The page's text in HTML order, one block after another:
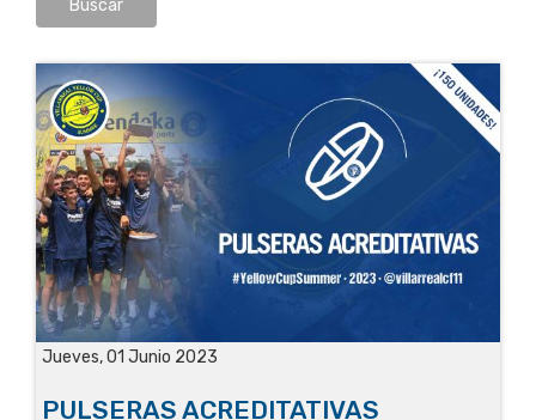
Jueves, 01 Junio 2023
PULSERAS ACREDITATIVAS